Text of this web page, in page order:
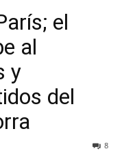
el
al
y
del
8